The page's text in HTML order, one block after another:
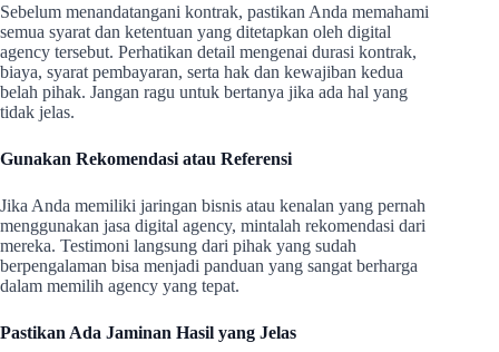
Sebelum menandatangani kontrak, pastikan Anda memahami
semua syarat dan ketentuan yang ditetapkan oleh digital
agency tersebut. Perhatikan detail mengenai durasi kontrak,
biaya, syarat pembayaran, serta hak dan kewajiban kedua
belah pihak. Jangan ragu untuk bertanya jika ada hal yang
tidak jelas.
Gunakan Rekomendasi atau Referensi
Jika Anda memiliki jaringan bisnis atau kenalan yang pernah
menggunakan jasa digital agency, mintalah rekomendasi dari
mereka. Testimoni langsung dari pihak yang sudah
berpengalaman bisa menjadi panduan yang sangat berharga
dalam memilih agency yang tepat.
Pastikan Ada Jaminan Hasil yang Jelas